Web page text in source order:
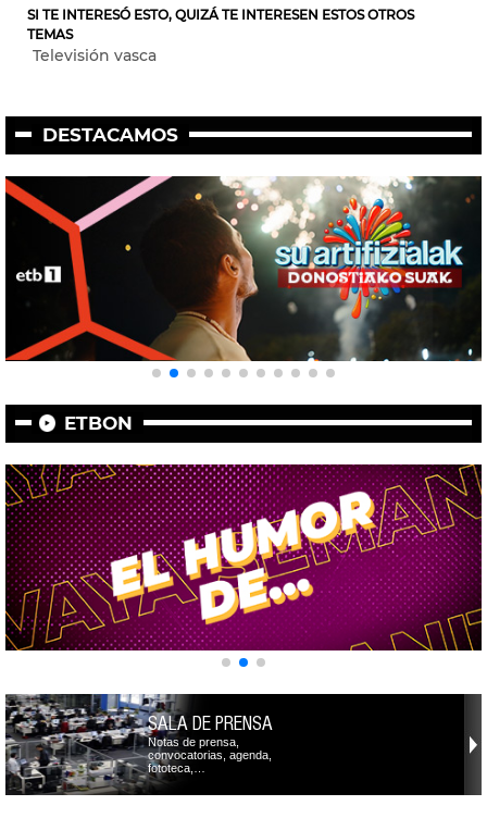
SI TE INTERESÓ ESTO, QUIZÁ TE INTERESEN ESTOS OTROS
TEMAS
Televisión vasca
DESTACAMOS
ETBON
SALA DE PRENSA
Notas de prensa,
convocatorias, agenda,
fototeca,…